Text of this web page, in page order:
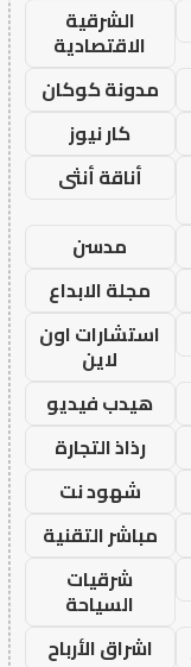
الشرقية
الاقتصادية
مدونة كوكان
كار نيوز
أناقة أنثى
مدسن
مجلة الابداع
استشارات اون
لاين
هيدب فيديو
رذاذ التجارة
شهود نت
مباشر التقنية
شرقيات
السياحة
اشراق الأرباح